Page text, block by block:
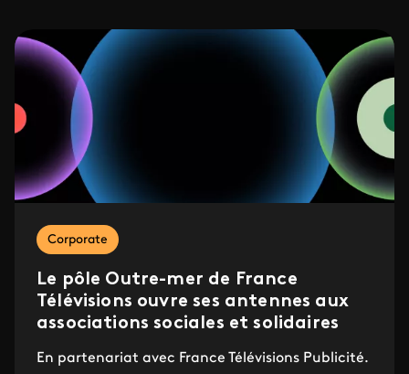
Corporate
Le pôle Outre-mer de France
Télévisions ouvre ses antennes aux
associations sociales et solidaires
En partenariat avec France Télévisions Publicité.